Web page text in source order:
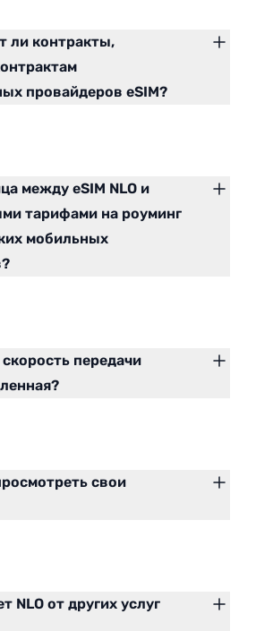
ли контракты,
провайдеров eSIM?
между eSIM NLO и
тарифами на роуминг
мобильных
передачи
свои
NLO от других услуг